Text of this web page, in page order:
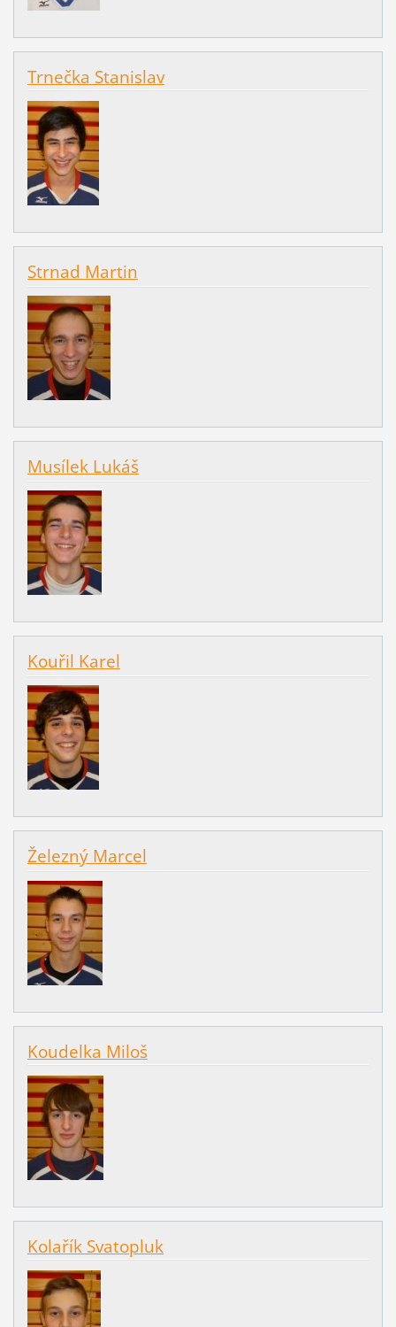
Trnečka Stanislav
Strnad Martin
Musílek Lukáš
Kouřil Karel
Železný Marcel
Koudelka Miloš
Kolařík Svatopluk